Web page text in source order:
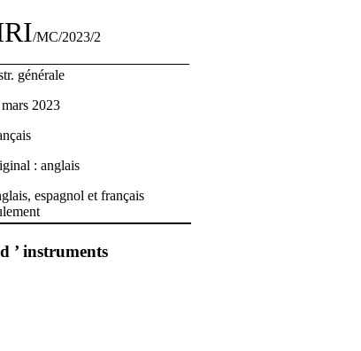
/MC/2023/2
générale
2023
: anglais
espagnol et français
’ instruments